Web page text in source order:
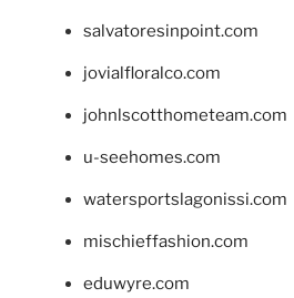
salvatoresinpoint.com
jovialfloralco.com
johnlscotthometeam.com
u-seehomes.com
watersportslagonissi.com
mischieffashion.com
eduwyre.com